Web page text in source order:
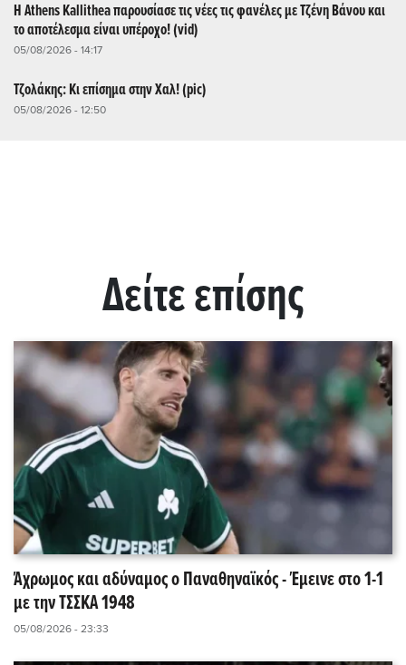
Η Athens Kallithea παρουσίασε τις νέες τις φανέλες με Τζένη Βάνου και
το αποτέλεσμα είναι υπέροχο! (vid)
05/08/2026 - 14:17
Τζολάκης: Κι επίσημα στην Χαλ! (pic)
05/08/2026 - 12:50
Δείτε επίσης
Άχρωμος και αδύναμος ο Παναθηναϊκός - Έμεινε στο 1-1
με την ΤΣΣΚΑ 1948
05/08/2026 - 23:33